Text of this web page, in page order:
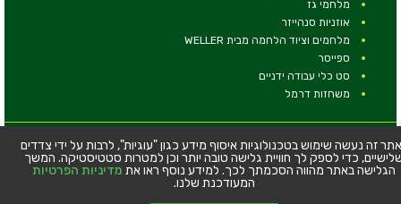
מלחמי גז
אוזניות סנהייזר
מלחמים וציוד הלחמה מבית WELLER
ספייסר
סט כלי עבודה ידניים
משחזות דרמל
© כל הזכויות שמורות - טלמיר אלקטרוניקה בע''מ
כתובת: דרך העצמאות 63, חיפה
טלפון:04-8534564
זה נעשה שימוש בטכנולוגיות איסוף מידע כגון "עוגיות", לרבות על ידי צדדים
כדי לספק לך חוויית גלישה טובה יותר וכן למטרות סטטיסטיקה. המשך
הגלישה באתר מהווה הסכמתך לכך. למידע נוסף ראו את מדיניות הפרטיות
המעודכנת שלנו.